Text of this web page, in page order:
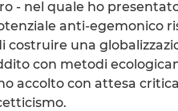
- nel quale ho
anti-egemonico
costruire una
con metodi
accolto con attesa